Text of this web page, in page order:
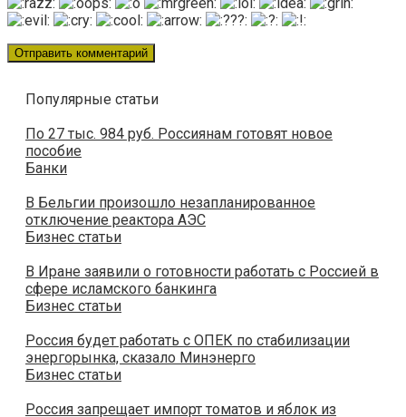
Популярные статьи
По 27 тыс. 984 руб. Россиянам готовят новое
пособие
Банки
В Бельгии произошло незапланированное
отключение реактора АЭС
Бизнес статьи
В Иране заявили о готовности работать с Россией в
сфере исламского банкинга
Бизнес статьи
Россия будет работать с ОПЕК по стабилизации
энергорынка, сказало Минэнерго
Бизнес статьи
Россия запрещает импорт томатов и яблок из